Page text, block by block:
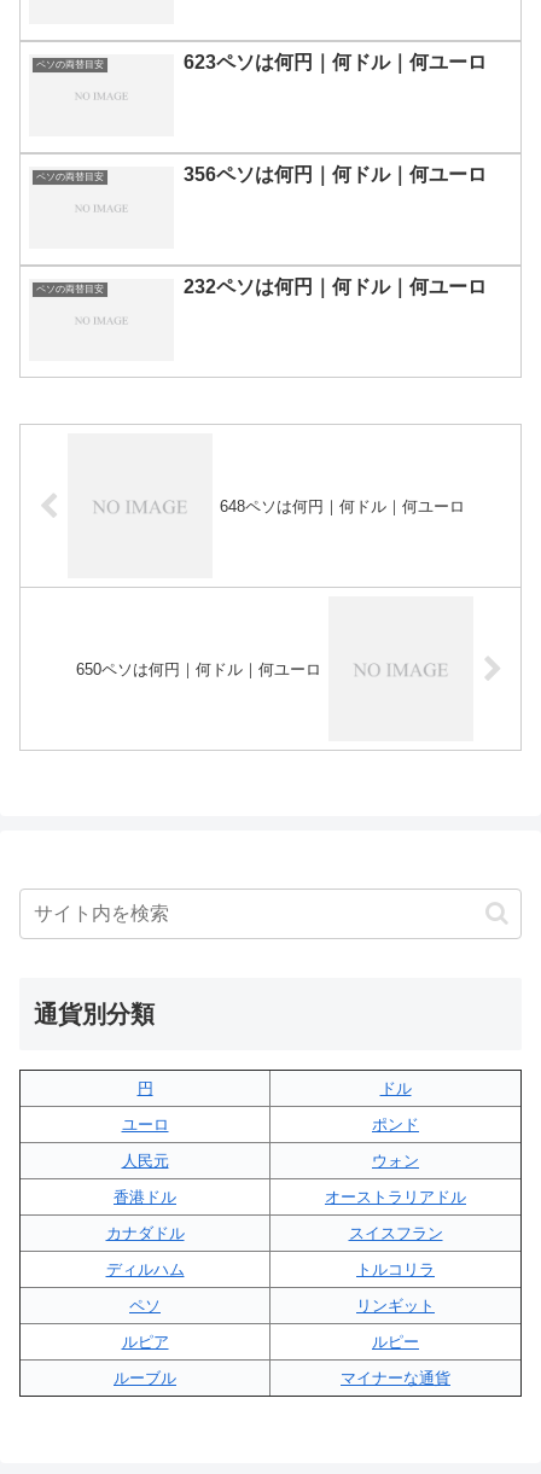
ペソの両替目安 623ペソは何円｜何ドル｜何ユーロ
ペソの両替目安 356ペソは何円｜何ドル｜何ユーロ
ペソの両替目安 232ペソは何円｜何ドル｜何ユーロ
648ペソは何円｜何ドル｜何ユーロ
650ペソは何円｜何ドル｜何ユーロ
通貨別分類
円
ドル
ユーロ
ポンド
人民元
ウォン
香港ドル
オーストラリアドル
カナダドル
スイスフラン
ディルハム
トルコリラ
ペソ
リンギット
ルピア
ルピー
ルーブル
マイナーな通貨